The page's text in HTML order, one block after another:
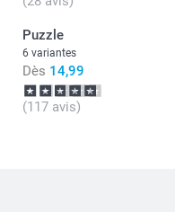
Puzzle
6 variantes
Dès 14,99
(117 avis)